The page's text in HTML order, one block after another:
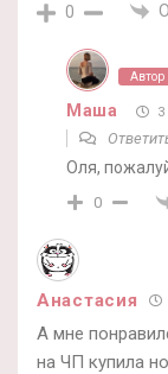
0
Автор
Маша 3
Оля,
0
Анастасия
А мне
на ЧП купила